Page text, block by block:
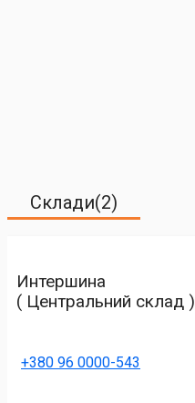
Склади(2)
Интершина
( Центральний склад )
+380 96 0000-543